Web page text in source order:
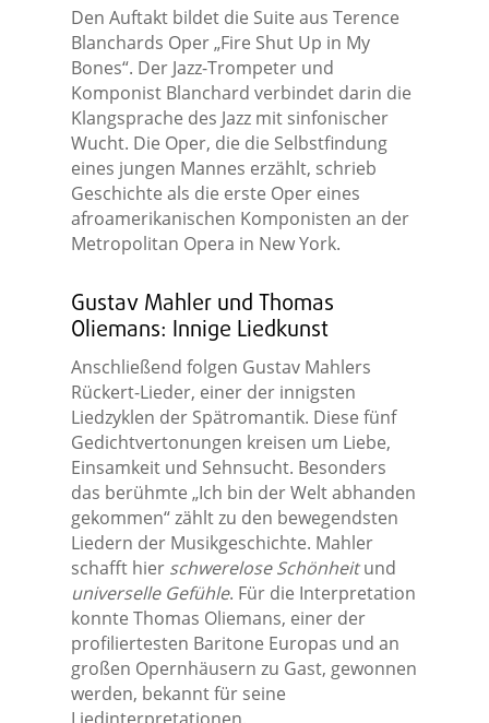
Den Auftakt bildet die Suite aus Terence
Blanchards Oper „Fire Shut Up in My
Bones“. Der Jazz-Trompeter und
Komponist Blanchard verbindet darin die
Klangsprache des Jazz mit sinfonischer
Wucht. Die Oper, die die Selbstfindung
eines jungen Mannes erzählt, schrieb
Geschichte als die erste Oper eines
afroamerikanischen Komponisten an der
Metropolitan Opera in New York.
Gustav Mahler und Thomas
Oliemans: Innige Liedkunst
Anschließend folgen Gustav Mahlers
Rückert-Lieder, einer der innigsten
Liedzyklen der Spätromantik. Diese fünf
Gedichtvertonungen kreisen um Liebe,
Einsamkeit und Sehnsucht. Besonders
das berühmte „Ich bin der Welt abhanden
gekommen“ zählt zu den bewegendsten
Liedern der Musikgeschichte. Mahler
schafft hier schwerelose Schönheitund
universelle Gefühle. Für die Interpretation
konnte Thomas Oliemans, einer der
profiliertesten Baritone Europas und an
großen Opernhäusern zu Gast, gewonnen
werden, bekannt für seine